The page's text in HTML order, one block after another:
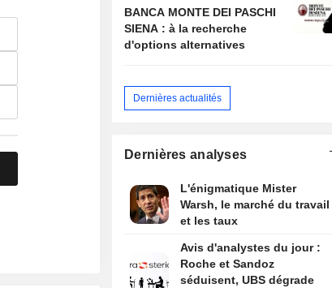
BANCA MONTE DEI PASCHI
SIENA : à la recherche
d'options alternatives
Dernières actualités
Dernières analyses
L'énigmatique Mister
Warsh, le marché du travail
et les taux
Avis d'analystes du jour :
Roche et Sandoz
séduisent, UBS dégrade